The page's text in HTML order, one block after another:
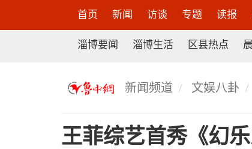
首页 新闻 访谈 专题 读报
淄博要闻 淄博生活 区县热点
新闻频道 文娱八卦
王菲综艺首秀《幻